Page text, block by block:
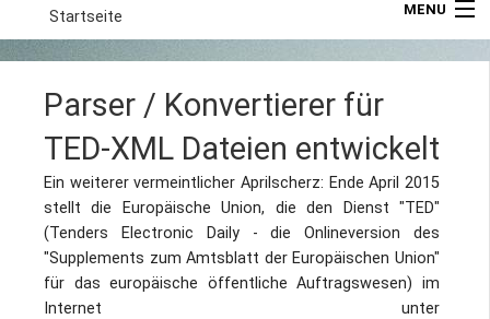
MENU
Startseite
Referenzen
Anfahrt
Portrait
Parser / Konvertierer für
TED-XML Dateien entwickelt
Ein weiterer vermeintlicher Aprilscherz: Ende April 2015
stellt die Europäische Union, die den Dienst "TED"
(Tenders Electronic Daily - die Onlineversion des
"Supplements zum Amtsblatt der Europäischen Union"
für das europäische öffentliche Auftragswesen) im
Internet unter